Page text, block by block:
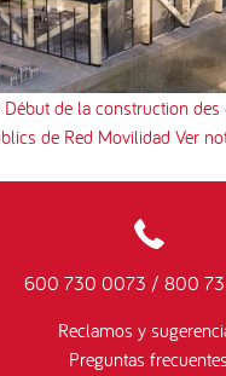
Début de la construction
de Red Movilidad Ver
600 730 0073 / 800
Reclamos y
Preguntas frecuentes